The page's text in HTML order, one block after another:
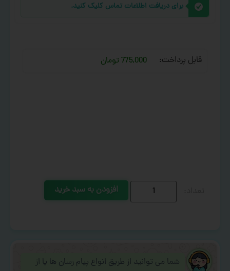
برای دریافت اطلاعات تماس کلیک کنید.
قابل پرداخت: 775,000 تومان
افزودن به سبد خرید
شما می توانید از طریق انواع پیام رسان ها یا از